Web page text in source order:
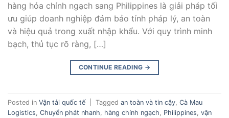
hàng hóa chính ngạch sang Philippines là giải pháp tối
ưu giúp doanh nghiệp đảm bảo tính pháp lý, an toàn
và hiệu quả trong xuất nhập khẩu. Với quy trình minh
bạch, thủ tục rõ ràng, […]
CONTINUE READING →
Posted in Vận tải quốc tế Tagged an toàn và tin cậy Cà Mau
Logistics Chuyển phát nhanh hàng chính ngạch Philippines vận